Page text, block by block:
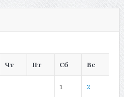
Чт Пт Сб Вс
1 2